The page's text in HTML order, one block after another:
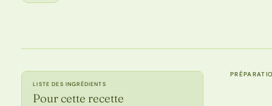
LISTE DES INGRÉDIENTS
Pour cette recette